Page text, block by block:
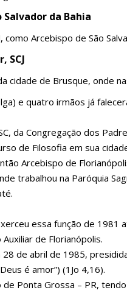
Salvador da Bahia
Arcebispo de São
SCJ
cidade de Brusque, onde
e quatro irmãos já
da Congregação dos
de Filosofia em sua
Arcebispo de
trabalhou na Paróquia
essa função de 1981
de Florianópolis.
28 de abril de 1985,
é amor”) (1Jo 4,16).
Ponta Grossa – PR,